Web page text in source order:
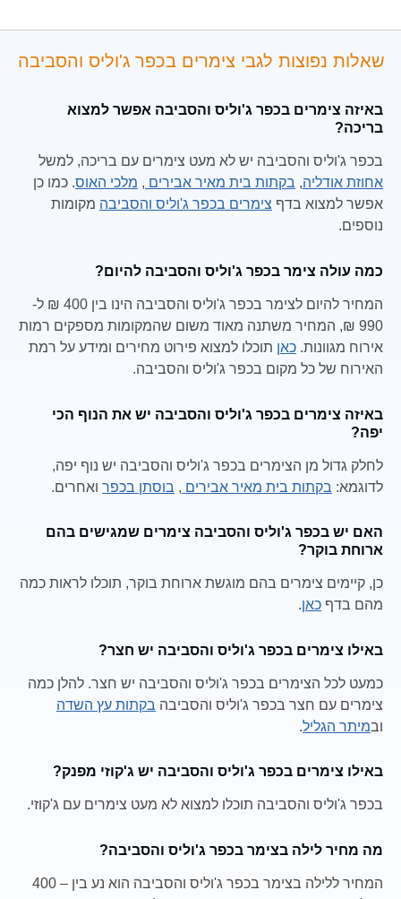
שאלות נפוצות לגבי צימרים בכפר ג'וליס והסביבה
באיזה צימרים בכפר ג'וליס והסביבה אפשר למצוא
בריכה?
בכפר ג'וליס והסביבה יש לא מעט צימרים עם בריכה, למשל
אחוזת אודליה, בקתות בית מאיר אבירים , מלכי האוס. כמו כן
אפשר למצוא בדף צימרים בכפר ג'וליס והסביבה מקומות
נוספים.
כמה עולה צימר בכפר ג'וליס והסביבה להיום?
המחיר להיום לצימר בכפר ג'וליס והסביבה הינו בין 400 ₪ ל-
990 ₪, המחיר משתנה מאוד משום שהמקומות מספקים רמות
אירוח מגוונות. כאן תוכלו למצוא פירוט מחירים ומידע על רמת
האירוח של כל מקום בכפר ג'וליס והסביבה.
באיזה צימרים בכפר ג'וליס והסביבה יש את הנוף הכי
יפה?
לחלק גדול מן הצימרים בכפר ג'וליס והסביבה יש נוף יפה,
לדוגמא: בקתות בית מאיר אבירים , בוסתן בכפר ואחרים.
האם יש בכפר ג'וליס והסביבה צימרים שמגישים בהם
ארוחת בוקר?
כן, קיימים צימרים בהם מוגשת ארוחת בוקר, תוכלו לראות כמה
מהם בדף כאן.
באילו צימרים בכפר ג'וליס והסביבה יש חצר?
כמעט לכל הצימרים בכפר ג'וליס והסביבה יש חצר. להלן כמה
צימרים עם חצר בכפר ג'וליס והסביבה בקתות עץ השדה
ובמיתר הגליל.
באילו צימרים בכפר ג'וליס והסביבה יש ג'קוזי מפנק?
בכפר ג'וליס והסביבה תוכלו למצוא לא מעט צימרים עם ג'קוזי.
מה מחיר לילה בצימר בכפר ג'וליס והסביבה?
המחיר ללילה בצימר בכפר ג'וליס והסביבה הוא נע בין – 400